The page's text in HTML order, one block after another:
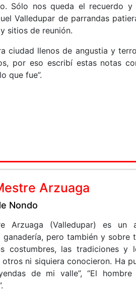
Sólo nos queda el recuerdo
Valledupar de parrandas
sitios de reunión.
ciudad llenos de angustia y
por eso escribí estas notas
que fue”.
Arzuaga
Nondo
Arzuaga (Valledupar) es un
pero también y sobre
costumbres, las tradiciones y
ni siquiera conocieron. Ha
de mi valle”, “El